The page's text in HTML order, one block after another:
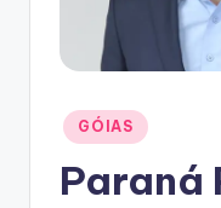
Posted
in
GÓIAS
Paraná